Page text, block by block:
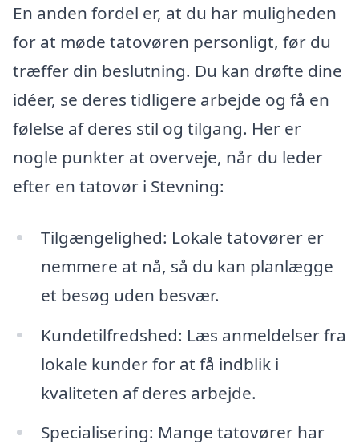
En anden fordel er, at du har muligheden
for at møde tatovøren personligt, før du
træffer din beslutning. Du kan drøfte dine
idéer, se deres tidligere arbejde og få en
følelse af deres stil og tilgang. Her er
nogle punkter at overveje, når du leder
efter en tatovør i Stevning:
Tilgængelighed: Lokale tatovører er
nemmere at nå, så du kan planlægge
et besøg uden besvær.
Kundetilfredshed: Læs anmeldelser fra
lokale kunder for at få indblik i
kvaliteten af deres arbejde.
Specialisering: Mange tatovører har